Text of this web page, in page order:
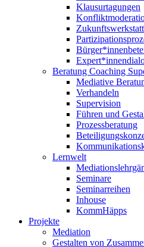
Klausurtagungen
Zukunftswerkstatt
Beratung Coaching
Mediative
Verhandeln
Supervision
Führen und
Prozessberatung
Lernwelt
Seminare
Seminarreihen
Inhouse
KommHäpps
Projekte
Mediation
Gestalten von